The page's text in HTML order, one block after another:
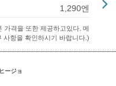
1,290엔
가격을 또한 제공하고있다. 메
사항을 확인하시기 바랍니다.)
ージョ